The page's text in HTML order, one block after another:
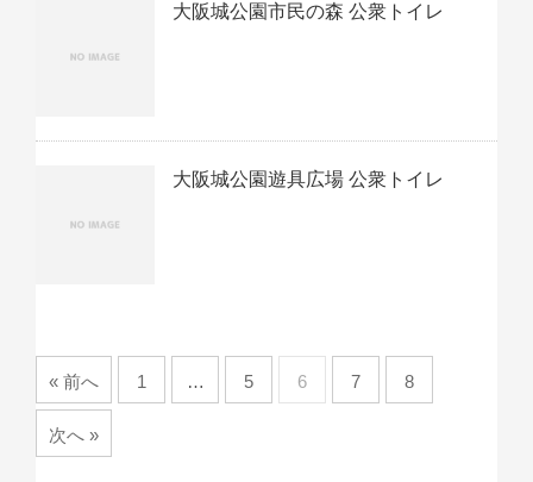
大阪城公園市民の森 公衆トイレ
大阪城公園遊具広場 公衆トイレ
« 前へ 1 … 5 6 7 8
次へ »